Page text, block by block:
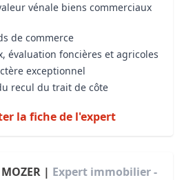
vénale biens commerciaux
de commerce
évaluation foncières et agricoles
exceptionnel
recul du trait de côte
la fiche de l'expert
| Expert immobilier -